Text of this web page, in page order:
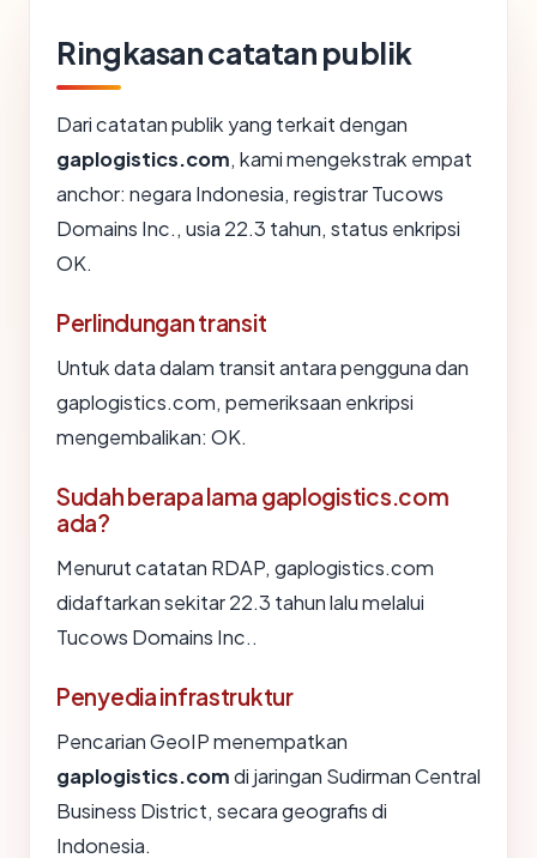
Ringkasan catatan publik
Dari catatan publik yang terkait dengan
gaplogistics.com, kami mengekstrak empat
anchor: negara Indonesia, registrar Tucows
Domains Inc., usia 22.3 tahun, status enkripsi
OK.
Perlindungan transit
Untuk data dalam transit antara pengguna dan
gaplogistics.com, pemeriksaan enkripsi
mengembalikan: OK.
Sudah berapa lama gaplogistics.com
ada?
Menurut catatan RDAP, gaplogistics.com
didaftarkan sekitar 22.3 tahun lalu melalui
Tucows Domains Inc..
Penyedia infrastruktur
Pencarian GeoIP menempatkan
gaplogistics.comdi jaringan Sudirman Central
Business District, secara geografis di
Indonesia.